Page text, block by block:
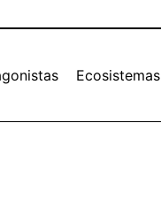
Ecosistemas